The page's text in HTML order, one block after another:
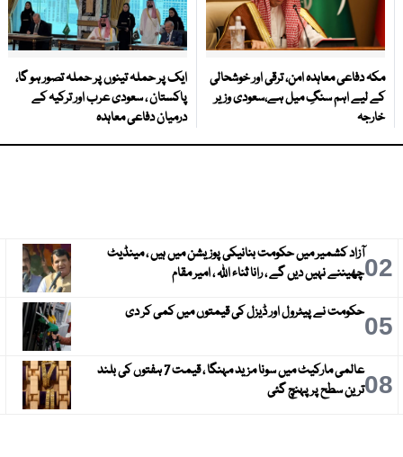
مکہ دفاعی معاہدہ امن، ترقی اور خوشحالی
کے لیے اہم سنگِ میل ہے،سعودی وزیر
خارجہ
ایک پر حملہ تینوں پر حملہ تصور ہو گا،
پاکستان ، سعودی عرب اور ترکیہ کے
درمیان دفاعی معاہدہ
02آزاد کشمیر میں حکومت بنانیکی پوزیشن میں ہیں ، مینڈیٹ
چھیننے نہیں دیں گے ، رانا ثناء اللہ ، امیر مقام
05حکومت نے پیٹرول اور ڈیزل کی قیمتوں میں کمی کر دی
08
عالمی مارکیٹ میں سونا مزید مہنگا ، قیمت 7 ہفتوں کی بلند
ترین سطح پر پہنچ گئی